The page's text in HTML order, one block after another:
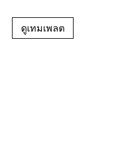
ดูเทมเพลต